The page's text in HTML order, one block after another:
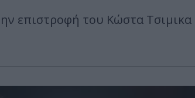
επιστροφή του Κώστα Τσιμικα